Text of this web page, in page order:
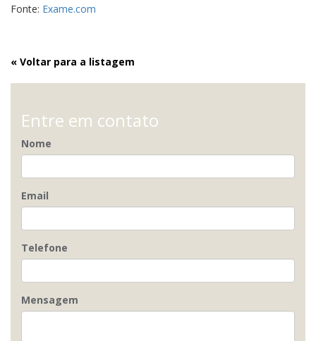
Fonte: Exame.com
« Voltar para a listagem
Entre em contato
Nome
Email
Telefone
Mensagem